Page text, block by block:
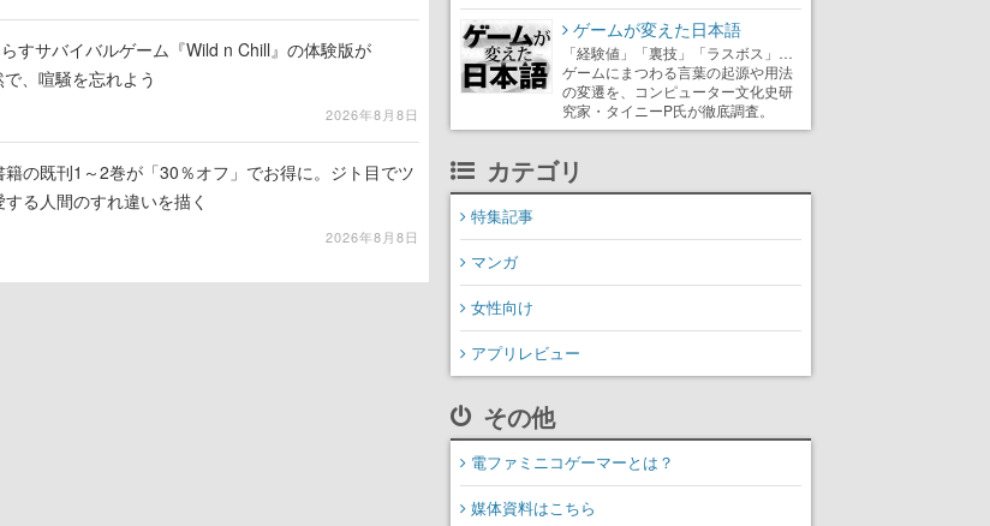
すサバイバルゲーム『Wild n Chill』の体験版が
、喧騒を忘れよう
2026年8月8日
籍の既刊1～2巻が「30％オフ」でお得に。ジト目でツ
る人間のすれ違いを描く
2026年8月8日
ゲームが変えた日本語
「経験値」「裏技」「ラスボス」…
ゲームにまつわる言葉の起源や用法
の変遷を、コンピューター文化史研
究家・タイニーP氏が徹底調査。
カテゴリ
特集記事
マンガ
女性向け
アプリレビュー
その他
電ファミニコゲーマーとは？
媒体資料はこちら